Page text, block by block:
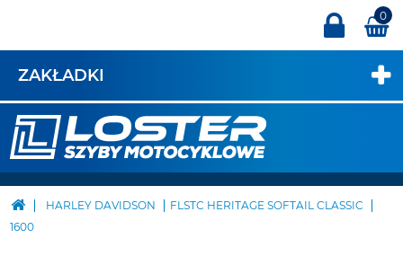
0
ZAKŁADKI
HARLEY DAVIDSON
FLSTC HERITAGE SOFTAIL CLASSIC
1600